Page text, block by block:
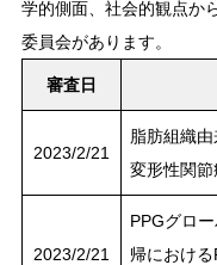
学的側面、社会的観点か
委員会があります。
審査日
2023/2/21
脂肪組織
変形性関
2023/2/21
PPGグロ
帰におけ